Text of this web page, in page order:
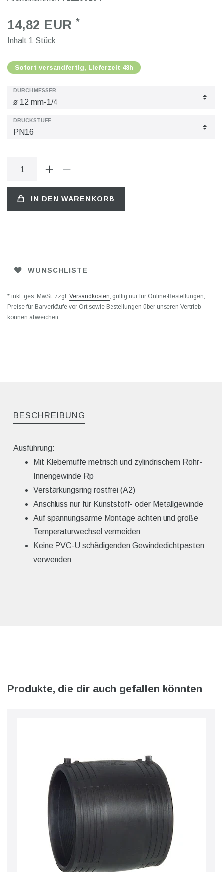
14,82 EUR *
Inhalt 1 Stück
Sofort versandfertig, Lieferzeit 48h
DURCHMESSER
DRUCKSTUFE
IN DEN WARENKORB
WUNSCHLISTE
* inkl. ges. MwSt. zzgl. Versandkosten, gültig nur für Online-Bestellungen,
Preise für Barverkäufe vor Ort sowie Bestellungen über unseren Vertrieb
können abweichen.
BESCHREIBUNG
Ausführung:
Mit Klebemuffe metrisch und zylindrischem Rohr-
Innengewinde Rp
Verstärkungsring rostfrei (A2)
Anschluss nur für Kunststoff- oder Metallgewinde
Auf spannungsarme Montage achten und große
Temperaturwechsel vermeiden
Keine PVC-U schädigenden Gewindedichtpasten
verwenden
Produkte, die dir auch gefallen könnten